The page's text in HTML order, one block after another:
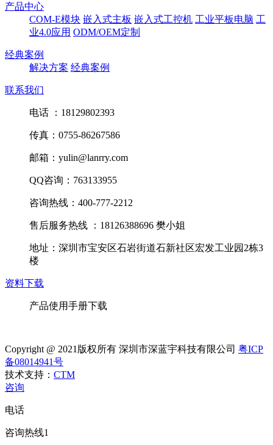
产品中心
COM-E模块 嵌入式主板 嵌入式工控机 工业平板电脑 工
业4.0应用 ODM/OEM定制
经典案例
解决方案 经典案例
联系我们
电话 ：18129802393
传真：0755-86267586
邮箱：yulin@lanrry.com
QQ咨询：763133955
咨询热线：400-777-2212
售后服务热线 ：18126388696 樊小姐
地址：深圳市宝安区石岩街道石新社区宏发工业园2栋3
楼
资料下载
产品使用手册下载
Copyright @ 2021版权所有 深圳市深蓝宇科技有限公司 粤ICP
备08014941号
技术支持： CTM
咨询
电话
咨询热线1